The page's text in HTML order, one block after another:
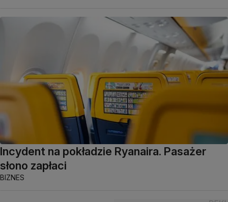
Incydent na pokładzie Ryanaira. Pasażer
słono zapłaci
BIZNES